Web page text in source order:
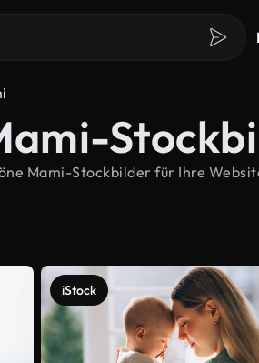
Mami-Stockbilder für Ihre
iStock